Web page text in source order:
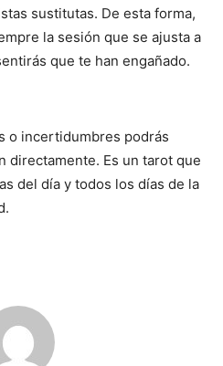
sustitutas. De esta forma,
la sesión que se ajusta a
que te han engañado.
o incertidumbres podrás
directamente. Es un tarot que
del día y todos los días de la